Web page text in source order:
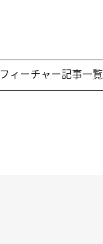
フィーチャー記事一覧